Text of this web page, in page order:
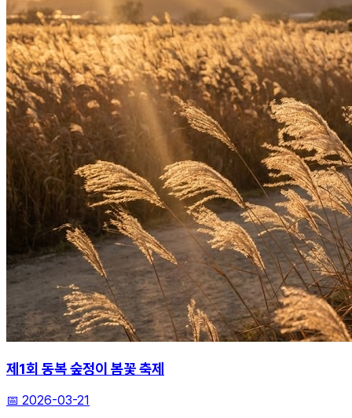
제1회 동복 숲정이 봄꽃 축제
📅 2026-03-21